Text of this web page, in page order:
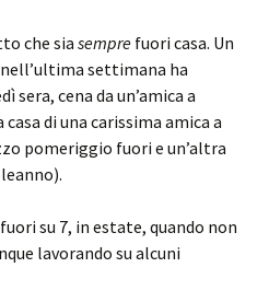
che sia sempre fuori casa. Un
nell’ultima settimana ha
sera, cena da un’amica a
di una carissima amica a
pomeriggio fuori e un’altra
su 7, in estate, quando non
lavorando su alcuni